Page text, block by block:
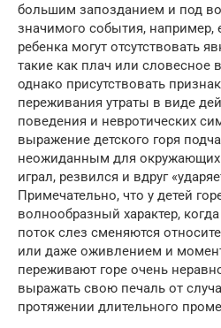
большим запозданием и под
значимого события, например,
ребенка могут отсутствовать
такие как плач или
однако присутствовать
переживания утраты в виде
поведения и невротических
выражение детского горя
неожиданным для
играл, резвился и вдруг
Примечательно, что у детей
волнообразный характер,
поток слез сменяются
или даже оживлением и
переживают горе очень
выражать свою печаль от
протяжении длительного